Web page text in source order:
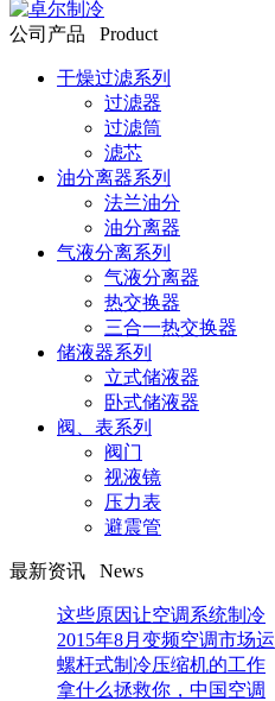
公司产品 Product
干燥过滤系列
过滤器
过滤筒
滤芯
油分离器系列
法兰油分
油分离器
气液分离系列
气液分离器
热交换器
三合一热交换器
储液器系列
立式储液器
卧式储液器
阀、表系列
阀门
视液镜
压力表
避震管
最新资讯 News
这些原因让空调系统制冷
2015年8月变频空调市场运
螺杆式制冷压缩机的工作
拿什么拯救你，中国空调